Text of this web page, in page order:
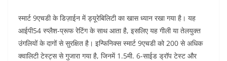
स्मार्ट 9एचडी के डिज़ाईन में ड्यूरेबिलिटी का खास ध्यान रखा गया है। यह
आईपी54 स्प्लैश-प्रूफ रेटिंग के साथ आता है, इसलिए यह गीली या तेलयुक्त
उंगलियों के दागों से सुरक्षित है। इन्फिनिक्स स्मार्ट 9एचडी को 200 से अधिक
क्वालिटी टेस्ट्स से गुजारा गया है, जिनमें 1.5मी. 6-साईड ड्रॉप टेस्ट और